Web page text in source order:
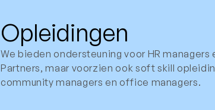
Opleidingen
We bieden ondersteuning voor HR managers
Partners, maar voorzien ook soft skill
community managers en office managers.